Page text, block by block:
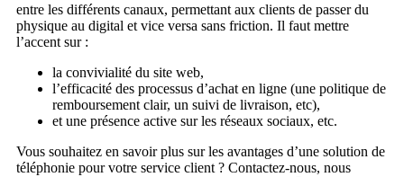
entre les différents canaux, permettant aux clients de passer du
physique au digital et vice versa sans friction. Il faut mettre
l’accent sur :
la convivialité du site web,
l’efficacité des processus d’achat en ligne (une politique de
remboursement clair, un suivi de livraison, etc),
et une présence active sur les réseaux sociaux, etc.
Vous souhaitez en savoir plus sur les avantages d’une solution de
téléphonie pour votre service client ? Contactez-nous, nous